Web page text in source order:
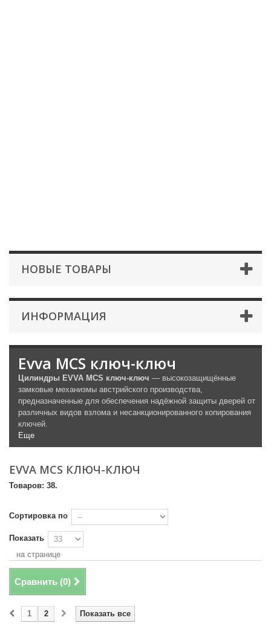
НОВЫЕ ТОВАРЫ
ИНФОРМАЦИЯ
Evva MCS ключ-ключ
Цилиндры EVVA MCS ключ-ключ — высокозащищённые
замковые механизмы австрийского производства,
предназначенные для обеспечения надёжной защиты дверей от
различных видов взлома и несанкционированного копирования
ключей.
Еще
EVVA MCS КЛЮЧ-КЛЮЧ
Товаров: 38.
Сортировка по
Показать
на странице
Сравнить (0)
Показать все
1 2